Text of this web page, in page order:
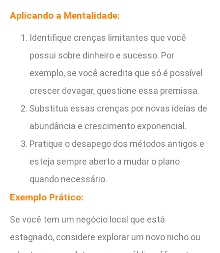
Aplicando a Mentalidade:
Identifique crenças limitantes que você
possui sobre dinheiro e sucesso. Por
exemplo, se você acredita que só é possível
crescer devagar, questione essa premissa.
Substitua essas crenças por novas ideias de
abundância e crescimento exponencial.
Pratique o desapego dos métodos antigos e
esteja sempre aberto a mudar o plano
quando necessário.
Exemplo Prático:
Se você tem um negócio local que está
estagnado, considere explorar um novo nicho ou